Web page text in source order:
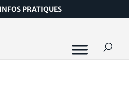
INFOS PRATIQUES